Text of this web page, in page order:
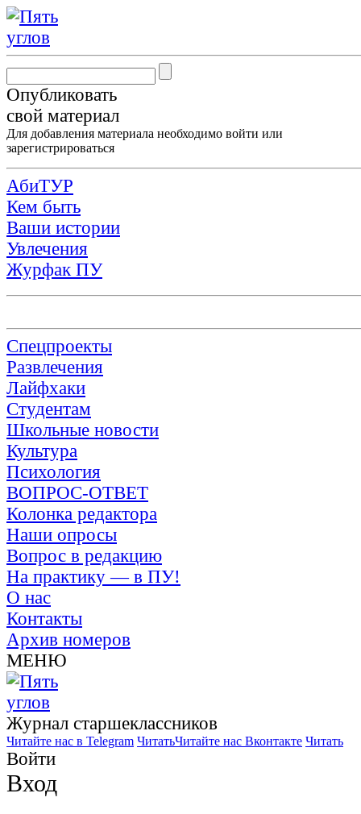
Опубликовать
свой материал
Для добавления материала необходимо войти или
зарегистрироваться
АбиТУР
Кем быть
Ваши истории
Увлечения
Журфак ПУ
Спецпроекты
Развлечения
Лайфхаки
Студентам
Школьные новости
Культура
Психология
ВОПРОС-ОТВЕТ
Колонка редактора
Наши опросы
Вопрос в редакцию
На практику — в ПУ!
О нас
Контакты
Архив номеров
МЕНЮ
Журнал старшекласcников
Читайте нас в Telegram ЧитатьЧитайте нас Вконтакте Читать
Войти
Вход